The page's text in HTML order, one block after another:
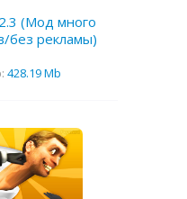
(Мод много
без рекламы)
428.19 Mb